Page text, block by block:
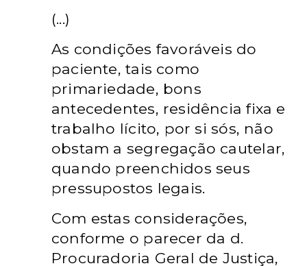
(...)
As condições favoráveis do
paciente, tais como
primariedade, bons
antecedentes, residência fixa e
trabalho lícito, por si sós, não
obstam a segregação cautelar,
quando preenchidos seus
pressupostos legais.
Com estas considerações,
conforme o parecer da d.
Procuradoria Geral de Justiça,